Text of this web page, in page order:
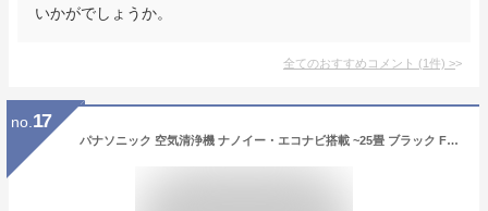
いかがでしょうか。
全てのおすすめコメント (1件) >
no. 17
パナソニック 空気清浄機 ナノイー・エコナビ搭載 ~25畳 ブラック F-PXT55-K